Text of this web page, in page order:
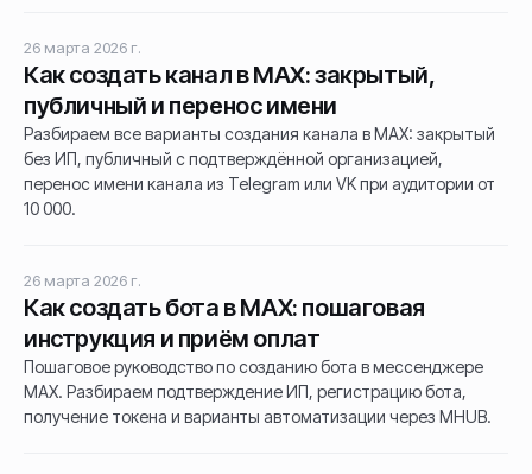
26 марта 2026 г.
Как создать канал в MAX: закрытый,
публичный и перенос имени
Разбираем все варианты создания канала в MAX: закрытый
без ИП, публичный с подтверждённой организацией,
перенос имени канала из Telegram или VK при аудитории от
10 000.
26 марта 2026 г.
Как создать бота в MAX: пошаговая
инструкция и приём оплат
Пошаговое руководство по созданию бота в мессенджере
MAX. Разбираем подтверждение ИП, регистрацию бота,
получение токена и варианты автоматизации через MHUB.